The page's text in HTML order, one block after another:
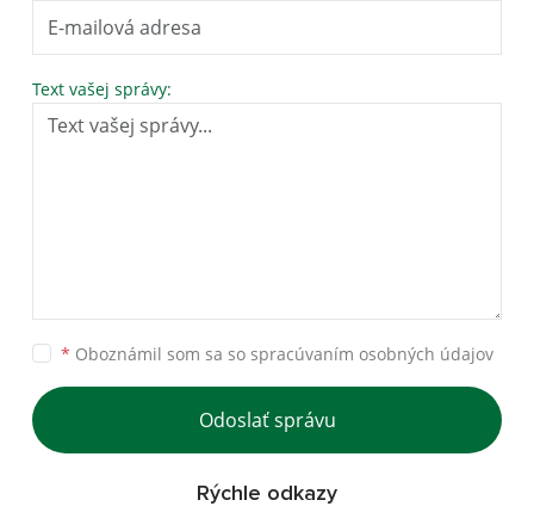
Text vašej správy:
* Oboznámil som sa so spracúvaním osobných údajov
Odoslať správu
Rýchle odkazy